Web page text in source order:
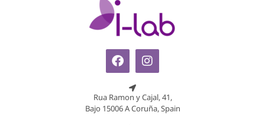
Rua Ramon y Cajal, 41,
Bajo 15006 A Coruña, Spain